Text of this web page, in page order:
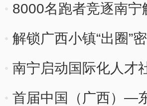
8000名跑者竞逐南宁
解锁广西小镇“出圈”
南宁启动国际化人才
首届中国（广西）—